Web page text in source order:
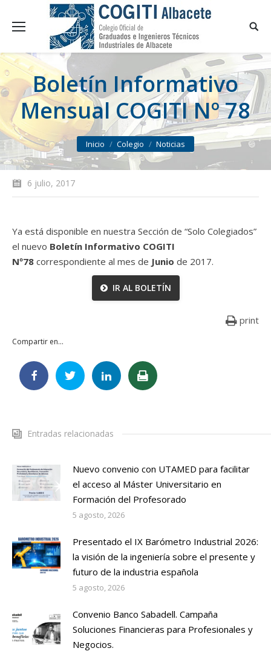
Boletín Informativo
Mensual COGITI Nº 78
You are here:
Inicio Colegio Noticias
6 julio, 2017
Ya está disponible en nuestra Sección de “Solo Colegiados”
el nuevo Boletín Informativo COGITI
Nº78 correspondiente al mes de Junio de 2017.
IR AL BOLETÍN
print
Compartir en...
Entradas relacionadas
Nuevo convenio con UTAMED para facilitar
el acceso al Máster Universitario en
Formación del Profesorado
5 agosto, 2026
Presentado el IX Barómetro Industrial 2026:
la visión de la ingeniería sobre el presente y
futuro de la industria española
5 agosto, 2026
Convenio Banco Sabadell. Campaña
Soluciones Financieras para Profesionales y
Negocios.